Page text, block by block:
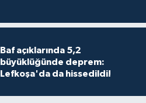
Baf açıklarında 5,2
büyüklüğünde deprem:
Lefkoşa'da da hissedildi!